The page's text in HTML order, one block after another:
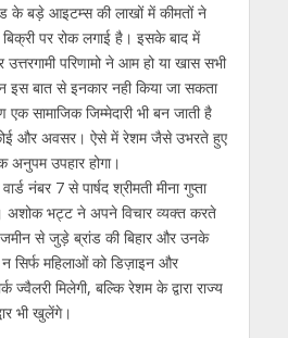
के बड़े आइटम्स की लाखों में कीमतों ने
पर रोक लगाई है। इसके बाद में
परिणामो ने आम हो या खास सभी
इस बात से इनकार नही किया जा सकता
सामाजिक जिम्मेदारी भी बन जाती है
कोई और अवसर। ऐसे में रेशम जैसे उभरते हुए
अनुपम उपहार होगा।
नंबर 7 से पार्षद श्रीमती मीना गुप्ता
अशोक भट्ट ने अपने विचार व्यक्त करते
से जुड़े ब्रांड की बिहार और उनके
महिलाओं को डिज़ाइन और
ज्वैलरी मिलेगी, बल्कि रेशम के द्वारा राज्य
भी खुलेंगे।